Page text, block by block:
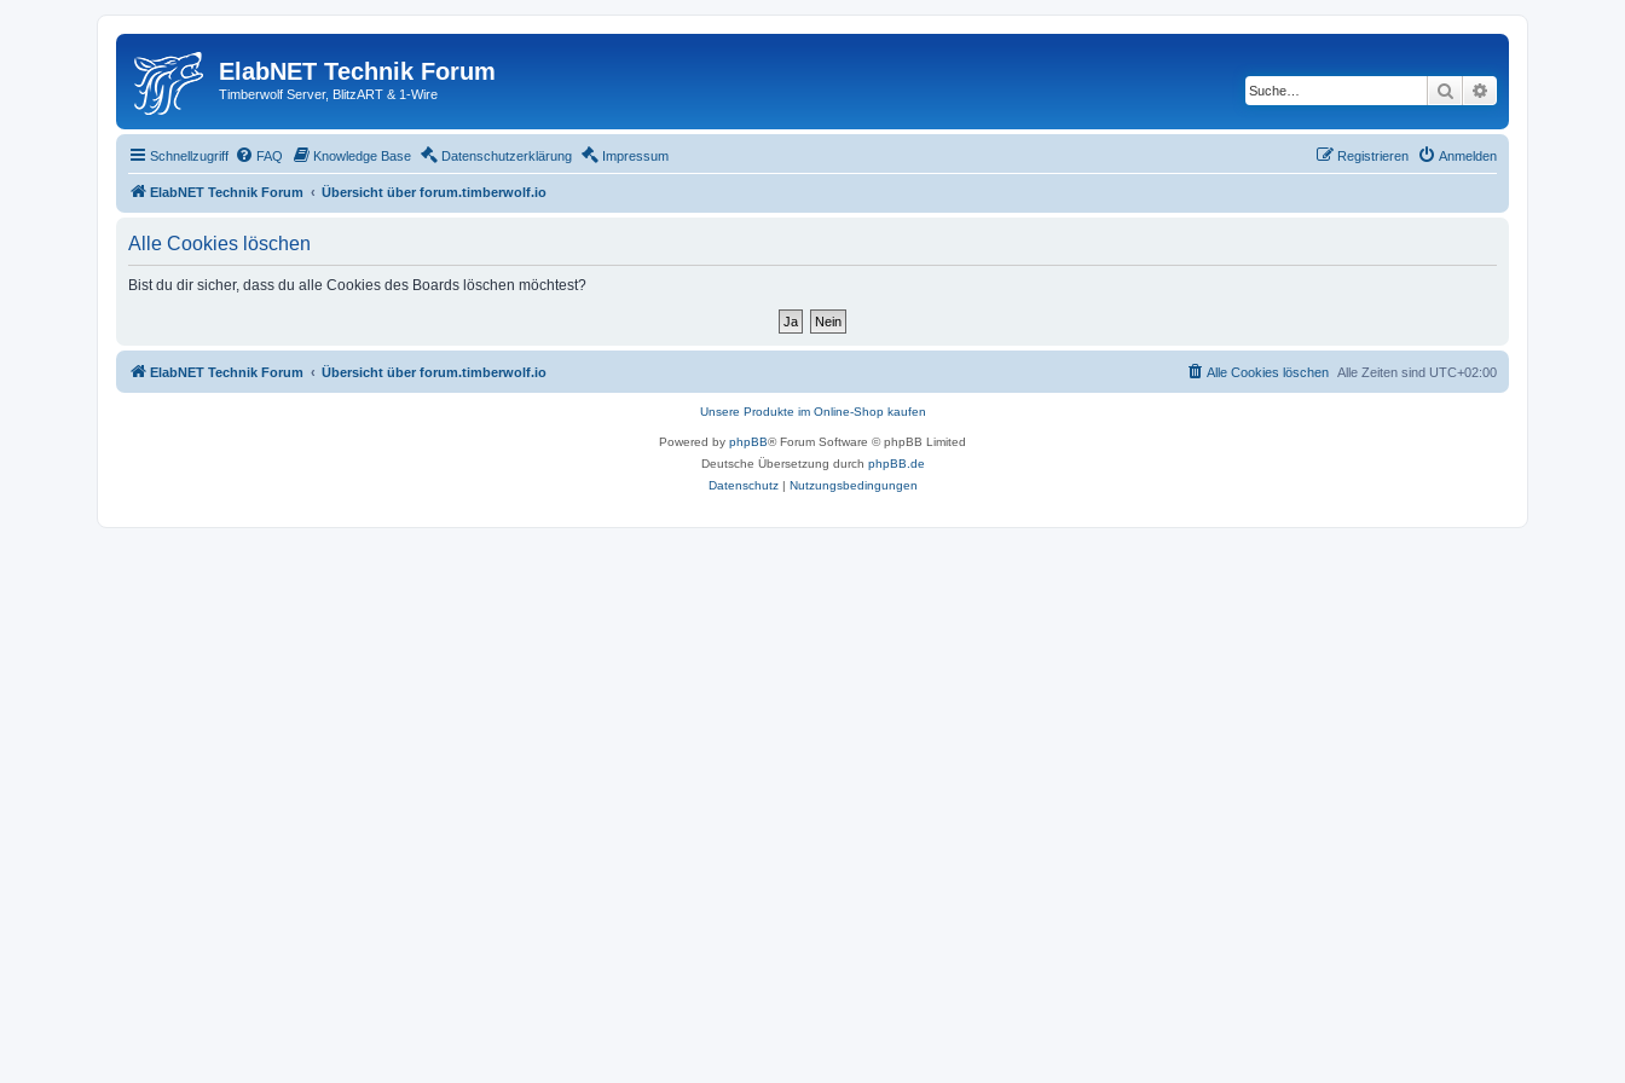
ElabNET Technik Forum
Timberwolf Server, BlitzART & 1-Wire Suche
Schnellzugriff FAQ Knowledge Base Datenschutzerklärung Impressum Anmelden
Registrieren
ElabNET Technik Forum Übersicht über forum.timberwolf.io
Alle Cookies löschen
Bist du dir sicher, dass du alle Cookies des Boards löschen möchtest?
ElabNET Technik Forum Übersicht über forum.timberwolf.io Alle Zeiten sind UTC+02:00
Alle Cookies löschen
Unsere Produkte im Online-Shop kaufen
Powered by phpBB® Forum Software © phpBB Limited
Deutsche Übersetzung durch phpBB.de
Datenschutz| Nutzungsbedingungen